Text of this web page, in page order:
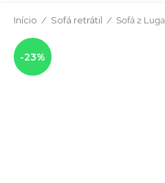
Início / Sofá retrátil / Sofá 2
-23%